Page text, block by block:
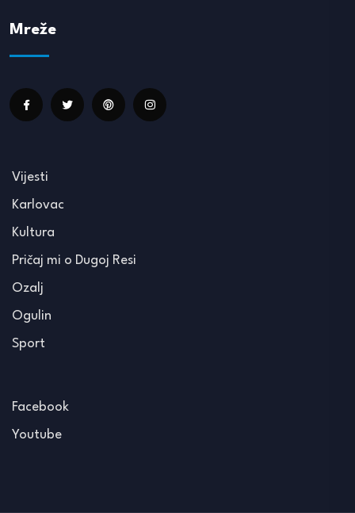
Mreže
Vijesti
Karlovac
Kultura
Pričaj mi o Dugoj Resi
Ozalj
Ogulin
Sport
Facebook
Youtube